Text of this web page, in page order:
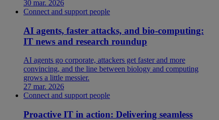
30 mar. 2026
Connect and support people
AI agents, faster attacks, and bio-computing:
IT news and research roundup
AI agents go corporate, attackers get faster and more
convincing, and the line between biology and computing
grows a little messier.
27 mar. 2026
Connect and support people
Proactive IT in action: Delivering seamless